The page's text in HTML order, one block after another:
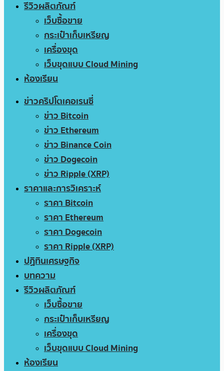
รีวิวผลิตภัณฑ์
เว็บซื้อขาย
กระเป๋าเก็บเหรียญ
เครื่องขุด
เว็บขุดแบบ Cloud Mining
ห้องเรียน
ข่าวคริปโตเคอเรนซี่
ข่าว Bitcoin
ข่าว Ethereum
ข่าว Binance Coin
ข่าว Dogecoin
ข่าว Ripple (XRP)
ราคาและการวิเคราะห์
ราคา Bitcoin
ราคา Ethereum
ราคา Dogecoin
ราคา Ripple (XRP)
ปฏิทินเศรษฐกิจ
บทความ
รีวิวผลิตภัณฑ์
เว็บซื้อขาย
กระเป๋าเก็บเหรียญ
เครื่องขุด
เว็บขุดแบบ Cloud Mining
ห้องเรียน